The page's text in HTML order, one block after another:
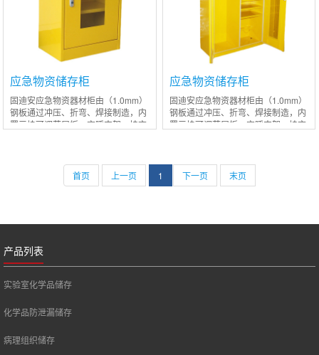
应急物资储存柜
(GU260EM)
固迪安应急物资器材柜由（1.0mm）
钢板通过冲压、折弯、焊接制造，内
置三块可调节层板，空呼支架，挂衣
应急物资储存柜
(GU121WEM)
固迪安应急物资器材柜由（1.0mm）
钢板通过冲压、折弯、焊接制造，内
置三块可调节层板，空呼支架，挂衣
首页
上一页 1 下一页 末页
产品列表
实验室化学品储存
化学品防泄漏储存
病理组织储存